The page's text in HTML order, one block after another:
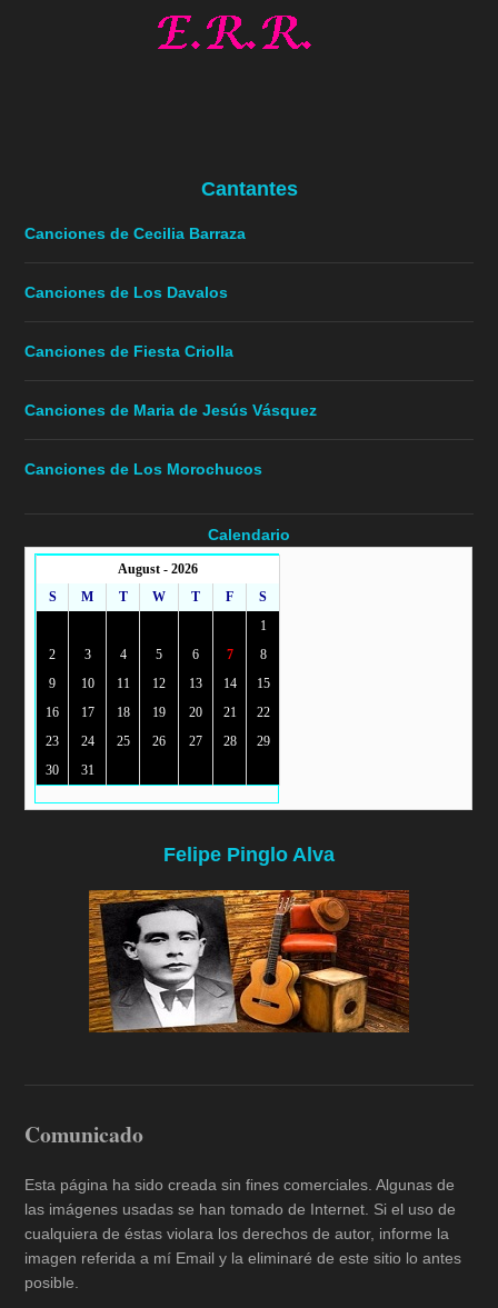
Cantantes
Canciones de Cecilia Barraza
Canciones de Los Davalos
Canciones de Fiesta Criolla
Canciones de Maria de Jesús Vásquez
Canciones de Los Morochucos
Calendario
August - 2026
S
M T W T F
S
1
2
3 4 5 6 7
8
9
10 11 12 13 14
15
16
17 18 19 20 21
22
23
24 25 26 27 28
29
30
31
Felipe Pinglo Alva
Comunicado
Esta página ha sido creada sin fines comerciales. Algunas de
las imágenes usadas se han tomado de Internet. Si el uso de
cualquiera de éstas violara los derechos de autor, informe la
imagen referida a mí Email y la eliminaré de este sitio lo antes
posible.